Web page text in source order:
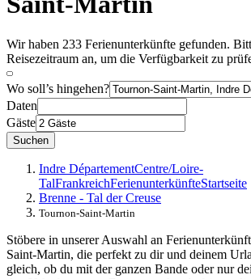
Wir haben 233 Ferienunterkünfte gefunden.
Reisezeitraum an, um die Verfügbarkeit zu
Wo soll’s hingehen?
Daten
Gäste
Suchen
Indre DépartementCentre/Loire-
TalFrankreichFerienunterkünfteStartseite
Brenne - Tal der Creuse
Tournon-Saint-Martin
Stöbere in unserer Auswahl an
Saint-Martin, die perfekt zu dir und deinem
gleich, ob du mit der ganzen Bande oder nur